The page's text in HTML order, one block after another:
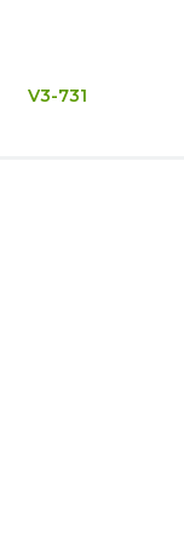
V3-731